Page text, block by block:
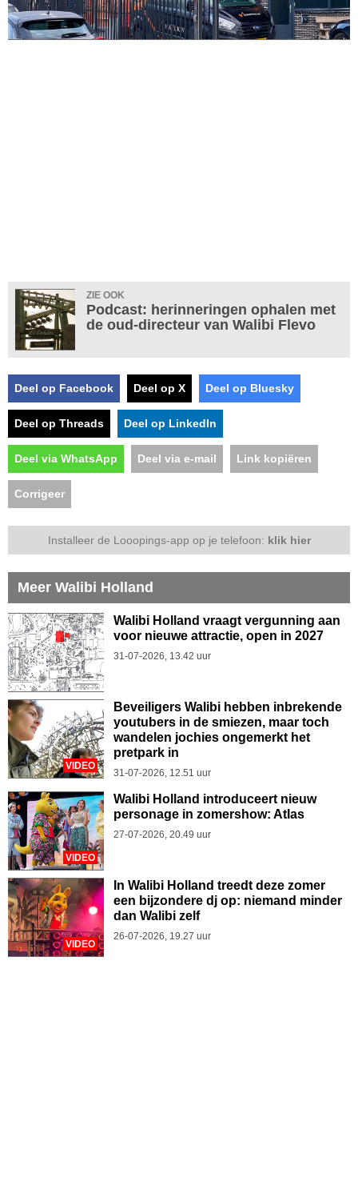
ZIE OOK
Podcast: herinneringen ophalen met
de oud-directeur van Walibi Flevo
Deel op Facebook Deel op X Deel op Bluesky
Deel op Threads Deel op LinkedIn
Deel via WhatsApp Deel via e-mail Link kopiëren
Corrigeer
Installeer de Looopings-app op je telefoon: klik hier
Meer Walibi Holland
Walibi Holland vraagt vergunning aan
voor nieuwe attractie, open in 2027
31-07-2026, 13.42 uur
VIDEO
Beveiligers Walibi hebben inbrekende
youtubers in de smiezen, maar toch
wandelen jochies ongemerkt het
pretpark in
31-07-2026, 12.51 uur
VIDEO
Walibi Holland introduceert nieuw
personage in zomershow: Atlas
27-07-2026, 20.49 uur
VIDEO
In Walibi Holland treedt deze zomer
een bijzondere dj op: niemand minder
dan Walibi zelf
26-07-2026, 19.27 uur